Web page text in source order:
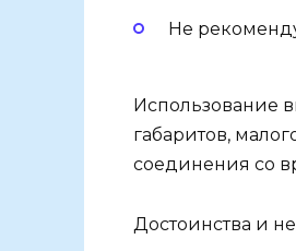
Не
Использование
габаритов,
соединения со
Достоинства и